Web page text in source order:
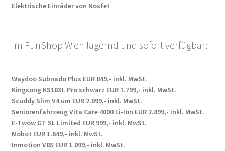
Elektrische Einräder von Nosfet
Im FunShop Wien lagernd und sofort verfügbar:
Waydoo Subnado Plus EUR 849,- inkl. MwSt.
Kingsong KS18XL Pro schwarz EUR 1.799,- inkl. MwSt.
Scuddy Slim V4 um EUR 2.099,- inkl. MwSt.
Seniorenfahrzeug Vita Care 4000 Li-Ion EUR 2.899,- inkl. MwSt.
E-Twow GT SL Limited EUR 999,- inkl. MwSt.
Mobot EUR 1.649,- inkl. MwSt.
Inmotion V8S EUR 1.099,- inkl. MwSt.